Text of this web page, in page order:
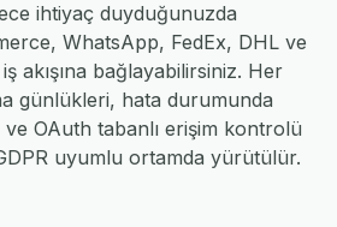
ihtiyaç duyduğunuzda
WhatsApp, FedEx, DHL ve
iş akışına bağlayabilirsiniz. Her
günlükleri, hata durumunda
OAuth tabanlı erişim kontrolü
uyumlu ortamda yürütülür.